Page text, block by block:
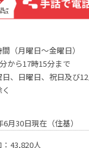
（月曜日〜金曜日）
から17時15分まで
、日曜日、祝日及び
6月30日現在（住基）
43,820人